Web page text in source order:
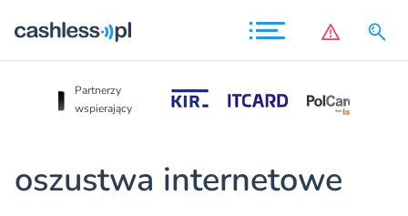
Partnerzy
wspierający
oszustwa internetowe